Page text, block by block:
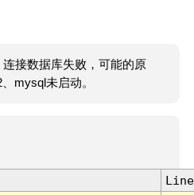
接数据库失败，可能的原
mysql未启动。
Line